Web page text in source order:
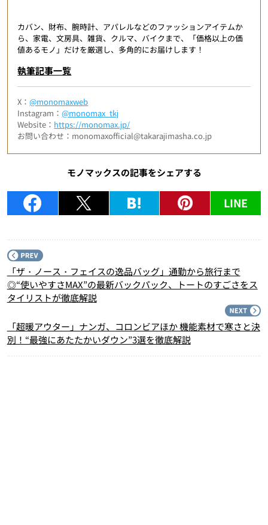
カバン、財布、腕時計、アパレルなどのファッションアイテムか
ら、家電、文房具、雑貨、クルマ、バイクまで、「価格以上の価
値あるモノ」だけを厳選し、多角的にお届けします！
執筆記事一覧
X：@monomaxweb
Instagram：@monomax_tkj
Website： https://monomax.jp/
お問い合わせ：monomaxofficial@takarajimasha.co.jp
モノマックスの記事をシェアする
LINE
「ザ・ノース・フェイスの逸品バッグ」通勤から旅行まで
◎“使いやすさMAX”の最新バックパック、トートのすごさをス
タイリストが徹底解説
「超暖アウター」ナンガ、コロンビアほか 機能素材で寒さと決
別！“最強にあたたかいダウン”3選を徹底解説